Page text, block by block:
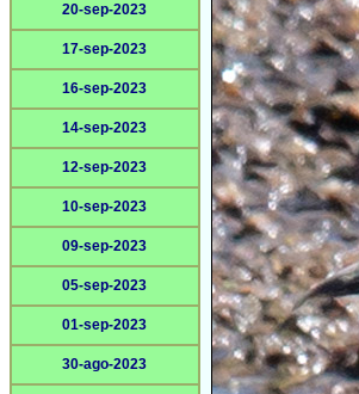
20-sep-2023
17-sep-2023
16-sep-2023
14-sep-2023
12-sep-2023
10-sep-2023
09-sep-2023
05-sep-2023
01-sep-2023
30-ago-2023